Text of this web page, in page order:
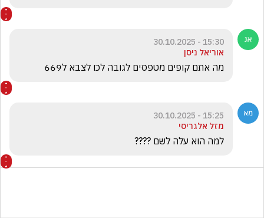
15:30 - 30.10.2025
אוריאל ניסן
מה אתם קופים מטפסים לגובה לכו לצבא ל669
15:25 - 30.10.2025
מזל אלגריסי
למה הוא עלה לשם ????